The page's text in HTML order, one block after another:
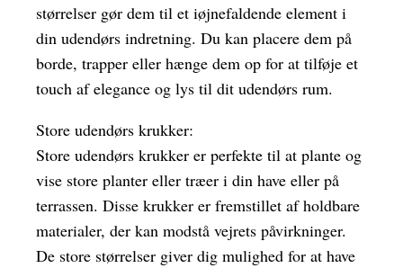
størrelser gør dem til et iøjnefaldende element i
din udendørs indretning. Du kan placere dem på
borde, trapper eller hænge dem op for at tilføje et
touch af elegance og lys til dit udendørs rum.
Store udendørs krukker:
Store udendørs krukker er perfekte til at plante og
vise store planter eller træer i din have eller på
terrassen. Disse krukker er fremstillet af holdbare
materialer, der kan modstå vejrets påvirkninger.
De store størrelser giver dig mulighed for at have